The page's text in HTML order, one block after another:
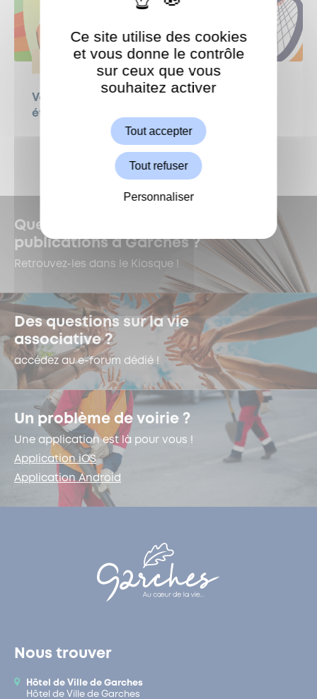
Vacan’Sports Hauts-de-Seine revient cet
été !
Quelles sont les dernières
publications à Garches ?
Retrouvez-les dans le Kiosque !
Des questions sur la vie
associative ?
accédez au e-forum dédié !
Un problème de voirie ?
Une application est là pour vous !
Application iOS
Application Android
Nous trouver
Hôtel de Ville de Garches
Hôtel de Ville de Garches
ShareThis est désactivé.
Ce site utilise des cookies
et vous donne le contrôle
sur ceux que vous
souhaitez activer
Tout accepter
Tout refuser
Personnaliser